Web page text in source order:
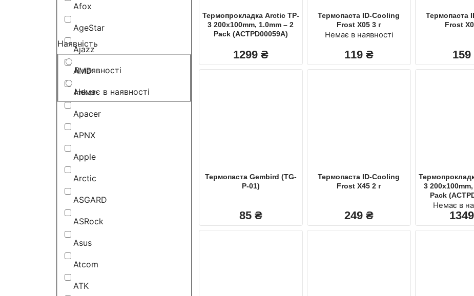
Afox
AgeStar
Ajazz
AMD
Anker
Apacer
APNX
Apple
Arctic
ASGARD
ASRock
Asus
Atcom
ATK
Наявність
В наявності
Немає в наявності
Термопрокладка Arctic TP-
3 200x100mm, 1.0mm – 2
Pack (ACTPD00059A)
1299 ₴
Термопаста ID-Cooling
Frost X05 3 г
Немає в наявності
119 ₴
Термопаста
Frost
159
Термопаста Gembird (TG-
P-01)
85 ₴
Термопаста ID-Cooling
Frost X45 2 г
249 ₴
3
Pack
Немає в
1349